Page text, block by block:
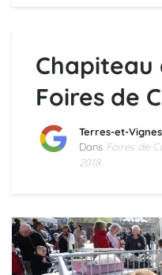
Foires de
Terres-et-Vignes
Dans Foires de
2018